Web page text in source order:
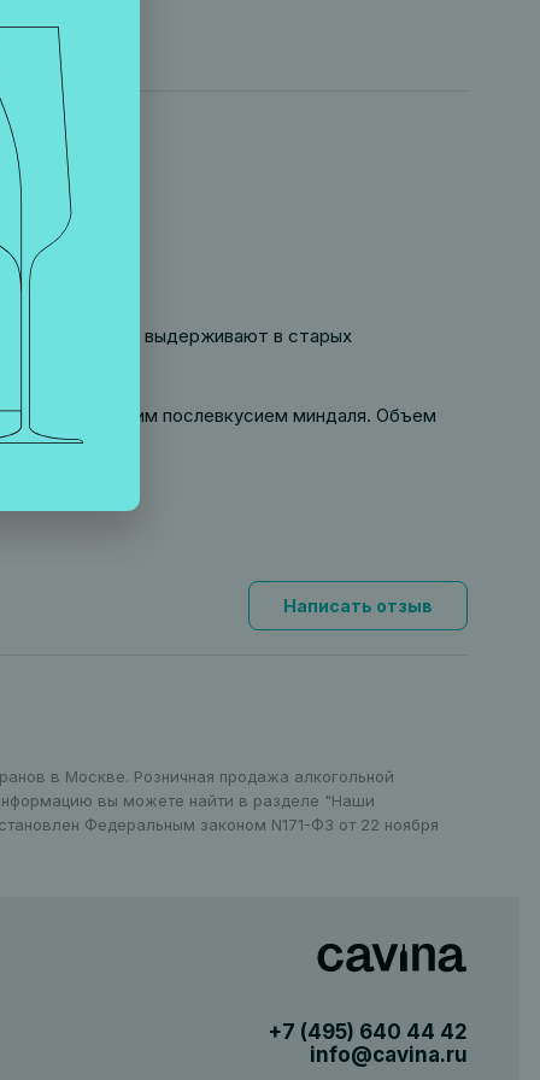
после чего выдерживают в старых
с долгим послевкусием миндаля. Объем
Написать отзыв
в Москве. Розничная продажа алкогольной
вы можете найти в разделе "Наши
Федеральным законом N171-ФЗ от 22 ноября
+7 (495) 640 44 42
info@cavina.ru